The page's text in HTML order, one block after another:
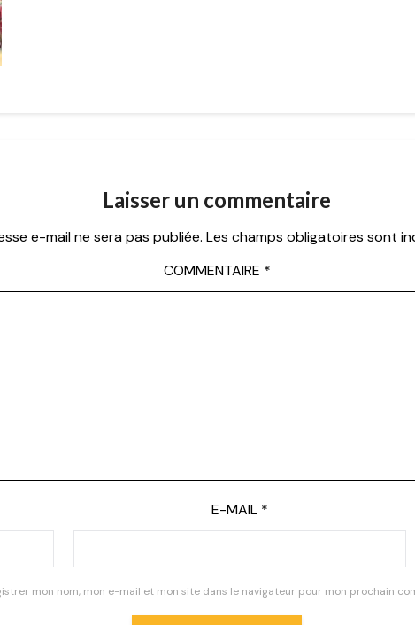
Laisser un commentaire
e-mail ne sera pas publiée. Les champs obligatoires sont
COMMENTAIRE *
E-MAIL *
mon nom, mon e-mail et mon site dans le navigateur pour mon prochain